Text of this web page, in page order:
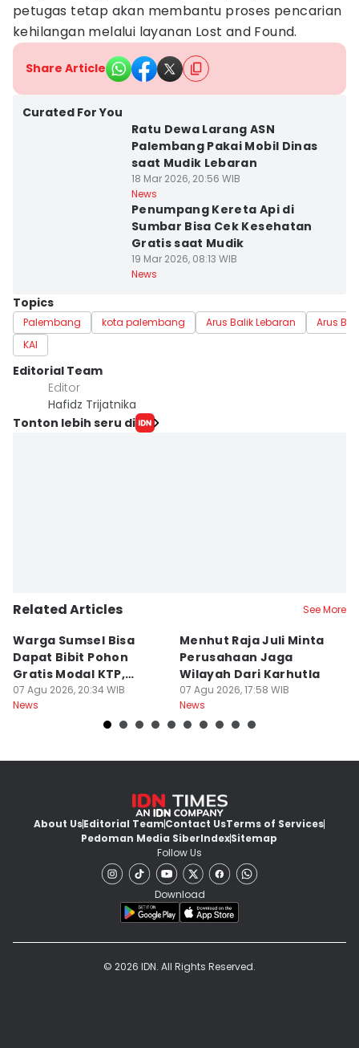
petugas tetap akan membantu proses pencarian
kehilangan melalui layanan Lost and Found.
Share Article
Curated For You
Ratu Dewa Larang ASN
Palembang Pakai Mobil Dinas
saat Mudik Lebaran
18 Mar 2026, 20:56 WIB
News
Penumpang Kereta Api di
Sumbar Bisa Cek Kesehatan
Gratis saat Mudik
19 Mar 2026, 08:13 WIB
News
Topics
Palembang kota palembang Arus Balik Lebaran
Arus
KAI
Editorial Team
Editor
Hafidz Trijatnika
Tonton lebih seru di
Related Articles See More
Warga Sumsel Bisa
Dapat Bibit Pohon
Gratis Modal KTP,
Menhut Beberkan
Caranya
07 Agu 2026, 20:34 WIB
News
Menhut Raja Juli Minta
Perusahaan Jaga
Wilayah Dari Karhutla
07 Agu 2026, 17:58 WIB
News
About UsEditorial TeamContact UsTerms of Services
Pedoman Media SiberIndexSitemap
Follow Us
Download
© 2026 IDN. All Rights Reserved.